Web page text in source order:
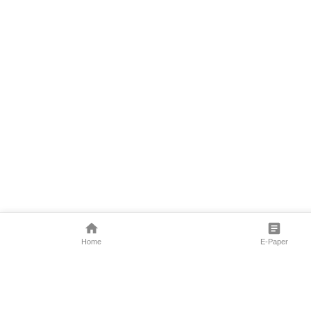
Home E-Paper